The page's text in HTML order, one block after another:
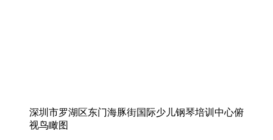
深圳市罗湖区东门海豚街国际少儿钢琴培训中心俯
视鸟瞰图